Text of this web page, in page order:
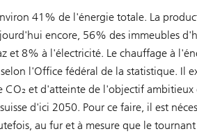
41% de l'énergie totale. La
encore, 56% des immeubles
et 8% à l'électricité. Le chauffage à
l'Office fédéral de la statistique. Il
CO₂ et d'atteinte de l'objectif ambitieux
d'ici 2050. Pour ce faire, il est
au fur et à mesure que le